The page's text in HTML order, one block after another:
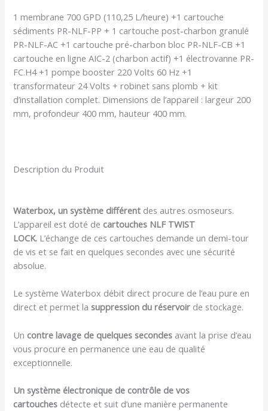
1 membrane 700 GPD (110,25 L/heure) +1 cartouche
sédiments PR-NLF-PP + 1 cartouche post-charbon granulé
PR-NLF-AC +1 cartouche pré-charbon bloc PR-NLF-CB +1
cartouche en ligne AIC-2 (charbon actif) +1 électrovanne PR-
FC.H4 +1 pompe booster 220 Volts 60 Hz +1
transformateur 24 Volts + robinet sans plomb + kit
d’installation complet. Dimensions de l’appareil : largeur 200
mm, profondeur 400 mm, hauteur 400 mm.
Description du Produit
Waterbox, un système différent des autres osmoseurs.
L’appareil est doté de cartouches NLF TWIST
LOCK. L’échange de ces cartouches demande un demi-tour
de vis et se fait en quelques secondes avec une sécurité
absolue.
Le système Waterbox débit direct procure de l’eau pure en
direct et permet lasuppression du réservoir de stockage.
Un contre lavage de quelques secondes avant la prise d’eau
vous procure en permanence une eau de qualité
exceptionnelle.
Un système électronique de contrôle de vos
cartouches détecte et suit d’une manière permanente